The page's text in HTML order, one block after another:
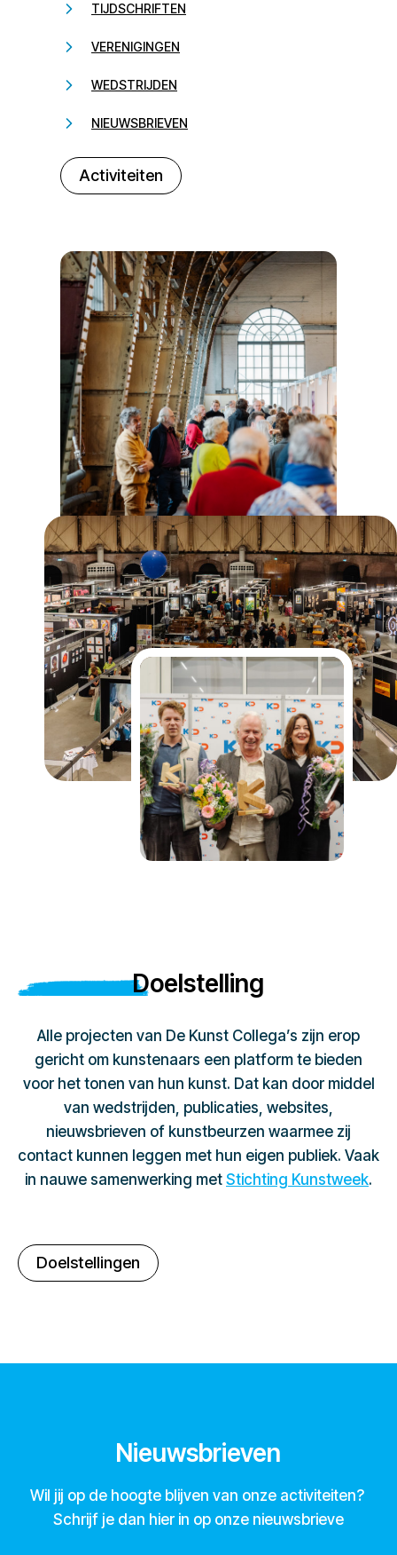
TIJDSCHRIFTEN
VERENIGINGEN
WEDSTRIJDEN
NIEUWSBRIEVEN
Activiteiten
232323
Doelstelling
Alle projecten van De Kunst Collega’s zijn erop
gericht om kunstenaars een platform te bieden
voor het tonen van hun kunst. Dat kan door middel
van wedstrijden, publicaties, websites,
nieuwsbrieven of kunstbeurzen waarmee zij
contact kunnen leggen met hun eigen publiek. Vaak
in nauwe samenwerking met Stichting Kunstweek.
Doelstellingen
Nieuwsbrieven
Wil jij op de hoogte blijven van onze activiteiten?
Schrijf je dan hier in op onze nieuwsbrieve